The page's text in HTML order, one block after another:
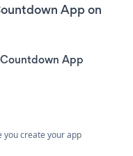
App on
App
you create your app